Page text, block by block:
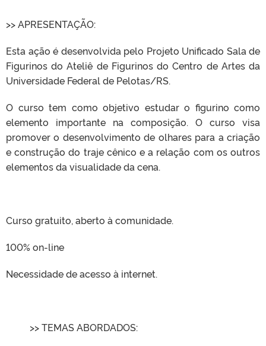
>> APRESENTAÇÃO:
Esta ação é desenvolvida pelo Projeto Unificado Sala de
Figurinos do Ateliê de Figurinos do Centro de Artes da
Universidade Federal de Pelotas/RS.
O curso tem como objetivo estudar o figurino como
elemento importante na composição. O curso visa
promover o desenvolvimento de olhares para a criação
e construção do traje cênico e a relação com os outros
elementos da visualidade da cena.
Curso gratuito, aberto à comunidade.
100% on-line
Necessidade de acesso à internet.
>> TEMAS ABORDADOS: